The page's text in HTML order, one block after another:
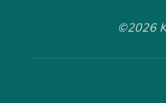
©2026